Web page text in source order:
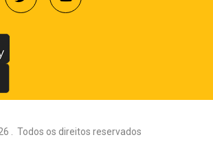
Todos os direitos reservados